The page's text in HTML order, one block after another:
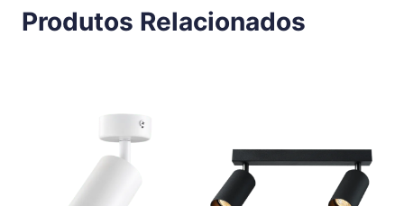
Produtos Relacionados